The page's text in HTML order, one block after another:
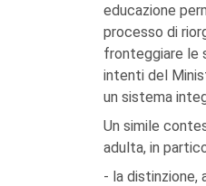
educazione
processo di
fronteggiare le
intenti del
un sistema
Un simile
adulta, in
- la distinzione,